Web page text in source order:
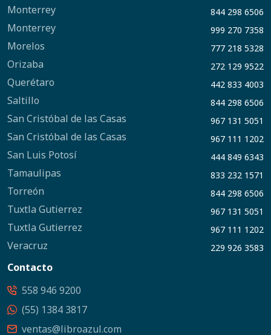
Monterrey 844 298 6506
Monterrey 999 270 7358
Morelos 777 218 5328
Orizaba 272 129 9522
Querétaro 442 833 4003
Saltillo 844 298 6506
San Cristóbal de las Casas 967 131 5051
San Cristóbal de las Casas 967 111 1202
San Luis Potosí 444 849 6343
Tamaulipas 833 232 1571
Torreón 844 298 6506
Tuxtla Gutierrez 967 131 5051
Tuxtla Gutierrez 967 111 1202
Veracruz 229 926 3583
Contacto
558 946 9200
(55) 1384 3817
ventas@libroazul.com